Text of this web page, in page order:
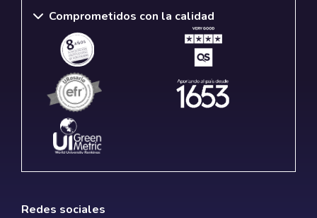
Comprometidos con la calidad
Redes sociales